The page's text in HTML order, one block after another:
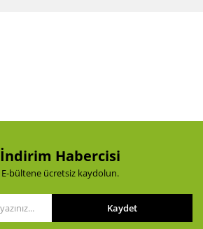
İndirim Habercisi
E-bültene ücretsiz kaydolun.
Kaydet